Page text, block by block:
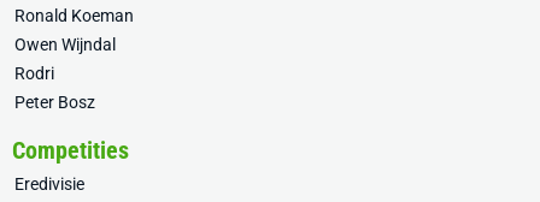
Ronald Koeman
Owen Wijndal
Rodri
Peter Bosz
Competities
Eredivisie